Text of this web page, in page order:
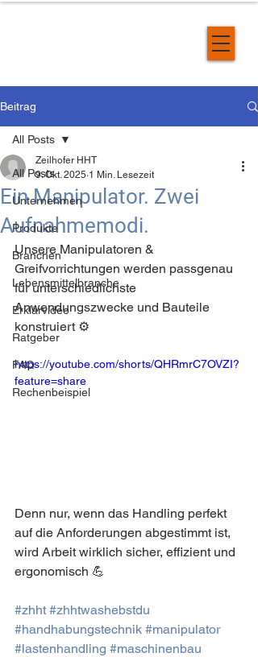
Beitrag
All Posts
Unternehmen
Produkte
Branchen
Lebensmittelbranche
Erklärvideo
Ratgeber
FAQ
Rechenbeispiel
All Posts
Ein Manipulator. Zwei
Aufnahmemodi.
Zeilhofer HHT
9. Okt. 2025 1 Min. Lesezeit
Unsere Manipulatoren &
Greifvorrichtungen werden passgenau
für unterschiedlichste
Anwendungszwecke und Bauteile
konstruiert ⚙️
https://youtube.com/shorts/QHRmrC7OVZI?
feature=share
Denn nur, wenn das Handling perfekt
auf die Anforderungen abgestimmt ist,
wird Arbeit wirklich sicher, effizient und
ergonomisch 💪
#zhht #zhhtwashebstdu
#handhabungstechnik #manipulator
#lastenhandling #maschinenbau